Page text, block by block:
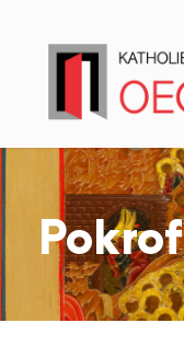
Pokrof